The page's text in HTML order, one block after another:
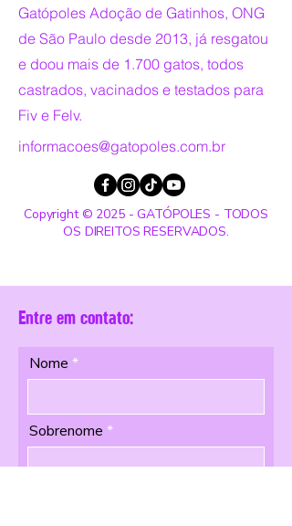
Gatópoles Adoção de Gatinhos, ONG
de São Paulo desde 2013, já resgatou
e doou mais de 1.700 gatos, todos
castrados, vacinados e testados para
Fiv e Felv.
informacoes@gatopoles.com.br
Copyright © 2025 - GATÓPOLES - TODOS
OS DIREITOS RESERVADOS.
Entre em contato:
Nome
Sobrenome